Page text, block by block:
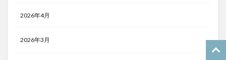
2026年4月
2026年3月